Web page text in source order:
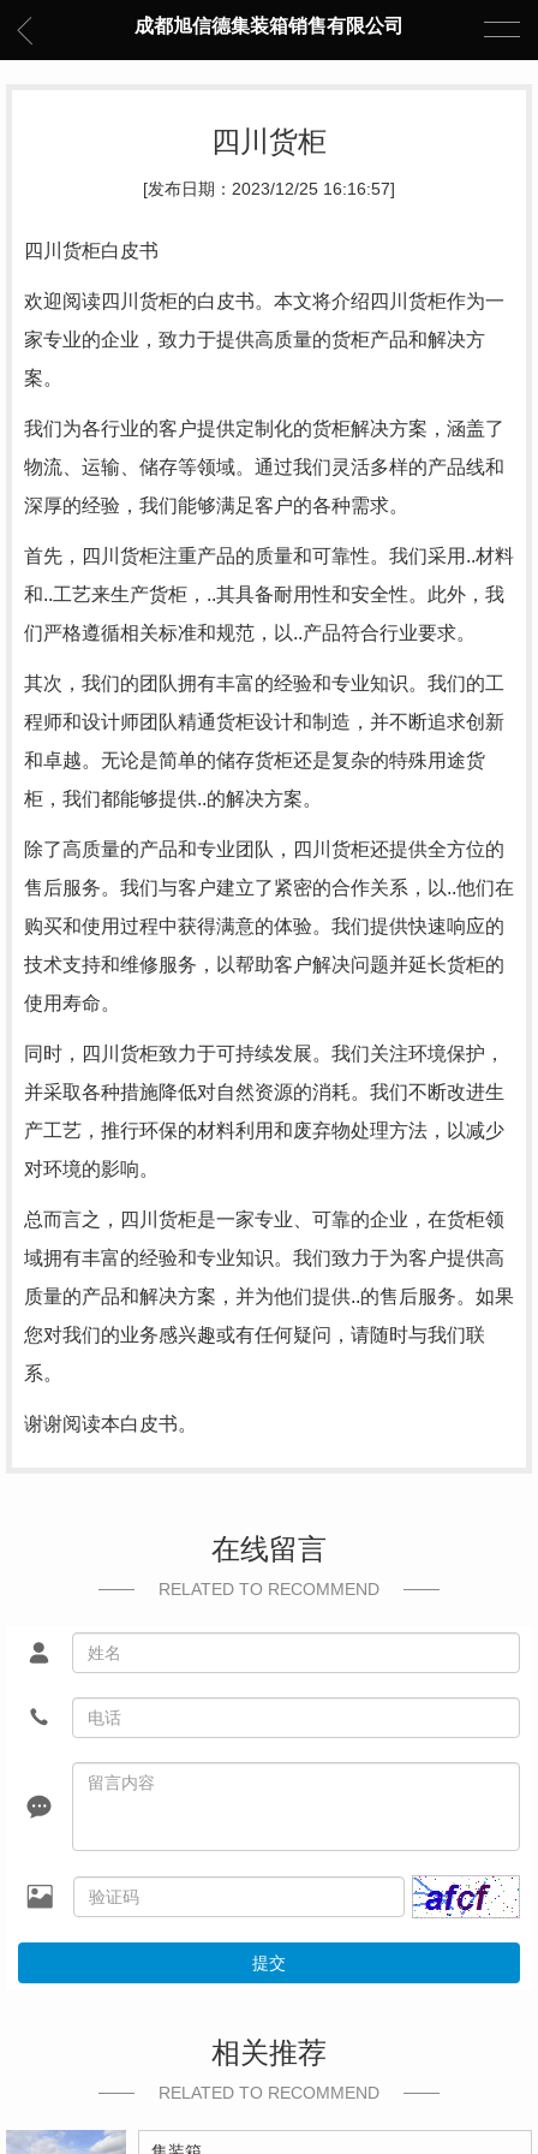
成都旭信德集装箱销售有限公司
四川货柜
[发布日期：2023/12/25 16:16:57]
四川货柜白皮书
欢迎阅读四川货柜的白皮书。本文将介绍四川货柜作为一
家专业的企业，致力于提供高质量的货柜产品和解决方
案。
我们为各行业的客户提供定制化的货柜解决方案，涵盖了
物流、运输、储存等领域。通过我们灵活多样的产品线和
深厚的经验，我们能够满足客户的各种需求。
首先，四川货柜注重产品的质量和可靠性。我们采用..材料
和..工艺来生产货柜，..其具备耐用性和安全性。此外，我
们严格遵循相关标准和规范，以..产品符合行业要求。
其次，我们的团队拥有丰富的经验和专业知识。我们的工
程师和设计师团队精通货柜设计和制造，并不断追求创新
和卓越。无论是简单的储存货柜还是复杂的特殊用途货
柜，我们都能够提供..的解决方案。
除了高质量的产品和专业团队，四川货柜还提供全方位的
售后服务。我们与客户建立了紧密的合作关系，以..他们在
购买和使用过程中获得满意的体验。我们提供快速响应的
技术支持和维修服务，以帮助客户解决问题并延长货柜的
使用寿命。
同时，四川货柜致力于可持续发展。我们关注环境保护，
并采取各种措施降低对自然资源的消耗。我们不断改进生
产工艺，推行环保的材料利用和废弃物处理方法，以减少
对环境的影响。
总而言之，四川货柜是一家专业、可靠的企业，在货柜领
域拥有丰富的经验和专业知识。我们致力于为客户提供高
质量的产品和解决方案，并为他们提供..的售后服务。如果
您对我们的业务感兴趣或有任何疑问，请随时与我们联
系。
谢谢阅读本白皮书。
在线留言
RELATED TO RECOMMEND
提交
相关推荐
RELATED TO RECOMMEND